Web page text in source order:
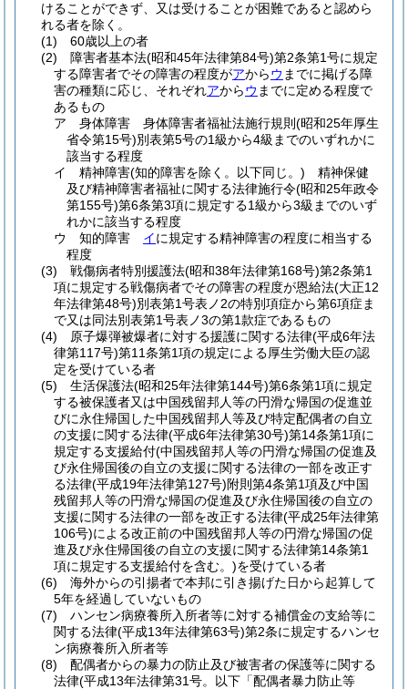
けることができず、又は受けることが困難であると認めら
れる者を除く。
(1)
60歳以上の者
(2)
障害者基本法(昭和45年法律第84号)第2条第1号に規定
する障害者でその障害の程度がアからウ までに掲げる障
害の種類に応じ、それぞれアからウ までに定める程度で
あるもの
ア
身体障害 身体障害者福祉法施行規則 (昭和25年厚生
省令第15号)別表第5号の1級から4級までのいずれかに
該当する程度
イ
精神障害(知的障害を除く。以下同じ。) 精神保健
及び精神障害者福祉に関する法律施行令(昭和25年政令
第155号)第6条第3項に規定する1級から3級までのいず
れかに該当する程度
ウ
知的障害 イに規定する精神障害の程度に相当する
程度
(3)
戦傷病者特別援護法(昭和38年法律第168号)第2条第1
項に規定する戦傷病者でその障害の程度が恩給法(大正12
年法律第48号)別表第1号表ノ2の特別項症から第6項症ま
で又は同法別表第1号表ノ3の第1款症であるもの
(4)
原子爆弾被爆者に対する援護に関する法律(平成6年法
律第117号)第11条第1項の規定による厚生労働大臣の認
定を受けている者
(5)
生活保護法(昭和25年法律第144号)第6条第1項に規定
する被保護者又は中国残留邦人等の円滑な帰国の促進並
びに永住帰国した中国残留邦人等及び特定配偶者の自立
の支援に関する法律(平成6年法律第30号)第14条第1項に
規定する支援給付(中国残留邦人等の円滑な帰国の促進及
び永住帰国後の自立の支援に関する法律の一部を改正す
る法律(平成19年法律第127号)附則第4条第1項及び中国
残留邦人等の円滑な帰国の促進及び永住帰国後の自立の
支援に関する法律の一部を改正する法律(平成25年法律第
106号)による改正前の中国残留邦人等の円滑な帰国の促
進及び永住帰国後の自立の支援に関する法律第14条第1
項に規定する支援給付を含む。)を受けている者
(6)
海外からの引揚者で本邦に引き揚げた日から起算して
5年を経過していないもの
(7)
ハンセン病療養所入所者等に対する補償金の支給等に
関する法律(平成13年法律第63号)第2条に規定するハンセ
ン病療養所入所者等
(8)
配偶者からの暴力の防止及び被害者の保護等に関する
法律(平成13年法律第31号。以下「配偶者暴力防止等